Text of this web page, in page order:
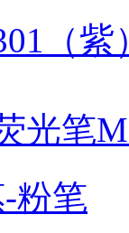
光笔